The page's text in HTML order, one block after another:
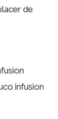
de
infusion